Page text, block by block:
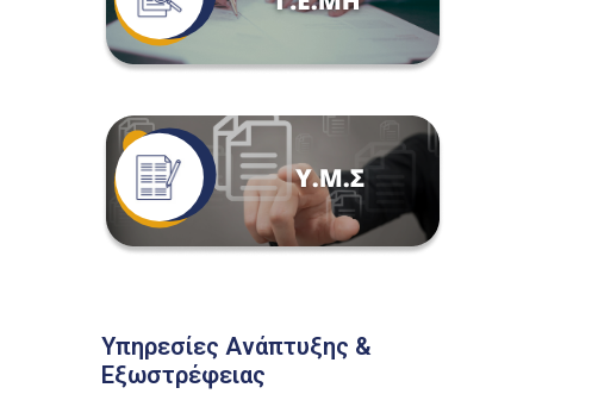
Υπηρεσίες Ανάπτυξης &
Εξωστρέφειας